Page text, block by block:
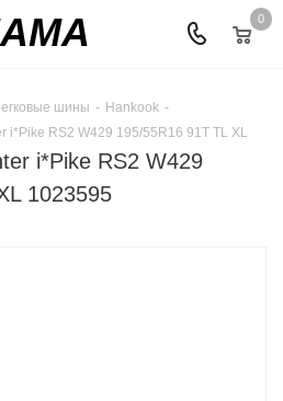
0
шины - Hankook -
i*Pike RS2 W429 195/55R16 91T TL XL
i*Pike RS2 W429
1023595